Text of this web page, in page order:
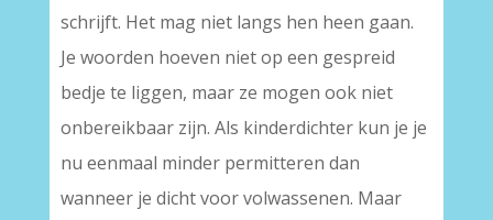
schrijft. Het mag niet langs hen heen gaan.
Je woorden hoeven niet op een gespreid
bedje te liggen, maar ze mogen ook niet
onbereikbaar zijn. Als kinderdichter kun je je
nu eenmaal minder permitteren dan
wanneer je dicht voor volwassenen. Maar